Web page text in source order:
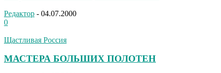
Редактор - 04.07.2000
0
Щастливая Россия
МАСТЕРА БОЛЬШИХ ПОЛОТЕН